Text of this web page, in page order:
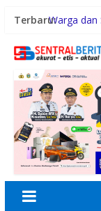
Terbaru:Warga dan
Utara
Diamankan
Gubernur
Kelapa di
Lomba
Syaratnya